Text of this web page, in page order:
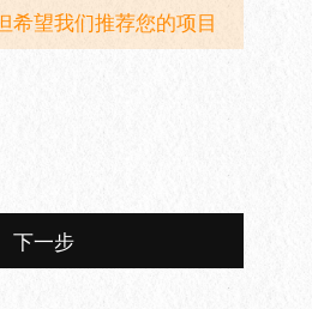
希望我们推荐您的项目
下一步